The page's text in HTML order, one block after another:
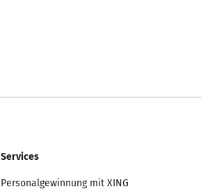
Services
Personalgewinnung mit XING